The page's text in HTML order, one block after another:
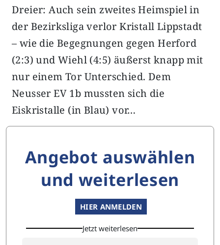
Dreier: Auch sein zweites Heimspiel in
der Bezirksliga verlor Kristall Lippstadt
– wie die Begegnungen gegen Herford
(2:3) und Wiehl (4:5) äußerst knapp mit
nur einem Tor Unterschied. Dem
Neusser EV 1b mussten sich die
Eiskristalle (in Blau) vor…
Angebot auswählen
und weiterlesen
HIER ANMELDEN
Jetzt weiterlesen